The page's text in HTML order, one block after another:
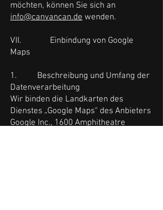
möchten, können Sie sich an
info@canvancan.de wenden.
VII. Einbindung von Google
Maps
1. Beschreibung und Umfang der
Datenverarbeitung
Wir binden die Landkarten des
Dienstes „Google Maps“ des Anbieters
Google Inc., 1600 Amphitheatre